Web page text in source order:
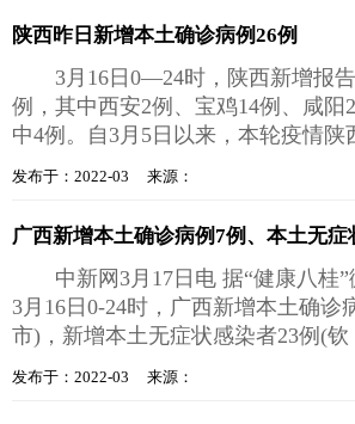
陕西昨日新增本土确诊病例26例
3月16日0—24时，陕西新增报告
例，其中西安2例、宝鸡14例、咸阳
中4例。自3月5日以来，本轮疫情陕
发布于：2022-03 来源：
广西新增本土确诊病例7例、本土无症
中新网3月17日电 据“健康八桂”
3月16日0-24时，广西新增本土确诊
市)，新增本土无症状感染者23例(钦
发布于：2022-03 来源：